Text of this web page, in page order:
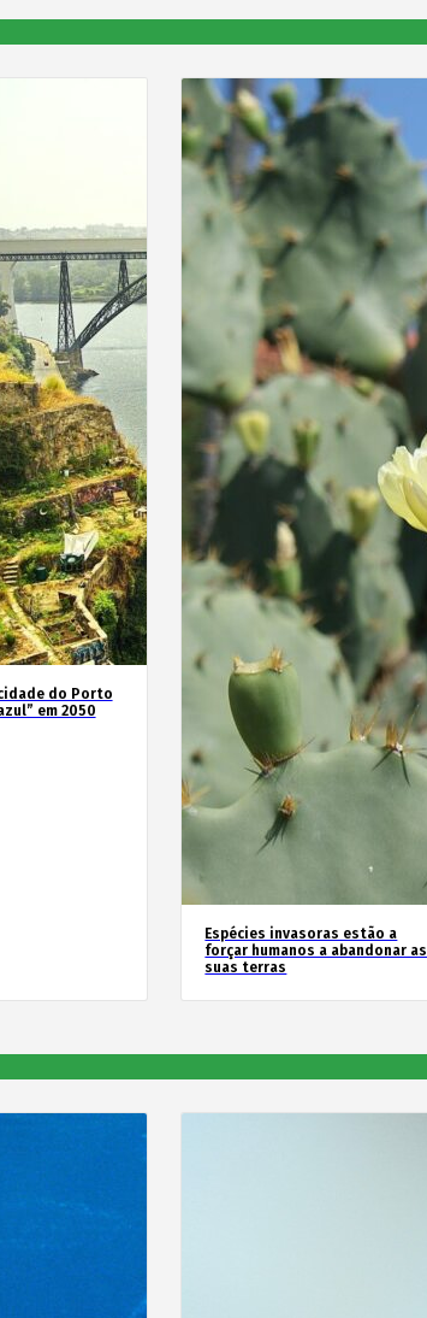
do Porto
em 2050
Espécies invasoras estão a
forçar humanos a abandonar as
suas terras